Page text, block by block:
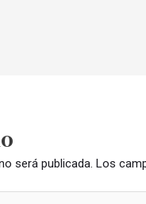
será publicada. Los